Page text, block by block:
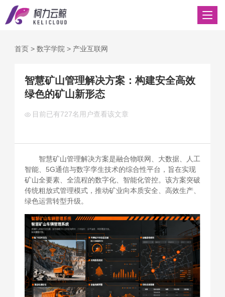
首页> 数字学院 > 产业互联网
智慧矿山管理解决方案：构建安全高效
绿色的矿山新形态
目前已有727名用户查看该文章
智慧矿山管理解决方案是融合物联网、大数据、人工
智能、5G通信与数字孪生技术的综合性平台，旨在实现
矿山全要素、全流程的数字化、智能化管控。该方案突破
传统粗放式管理模式，推动矿业向本质安全、高效生产、
绿色运营转型升级。